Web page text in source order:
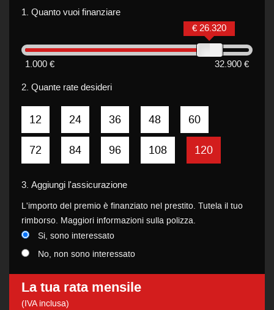
1. Quanto vuoi finanziare
1.000 € 32.900 €
€ 26.320
2. Quante rate desideri
12 24 36 48 60
72 84 96 108 120
3. Aggiungi l'assicurazione
L'importo del premio è finanziato nel prestito. Tutela il tuo
rimborso. Maggiori informazioni sulla polizza.
Si, sono interessato
No, non sono interessato
La tua rata mensile
(IVA inclusa)